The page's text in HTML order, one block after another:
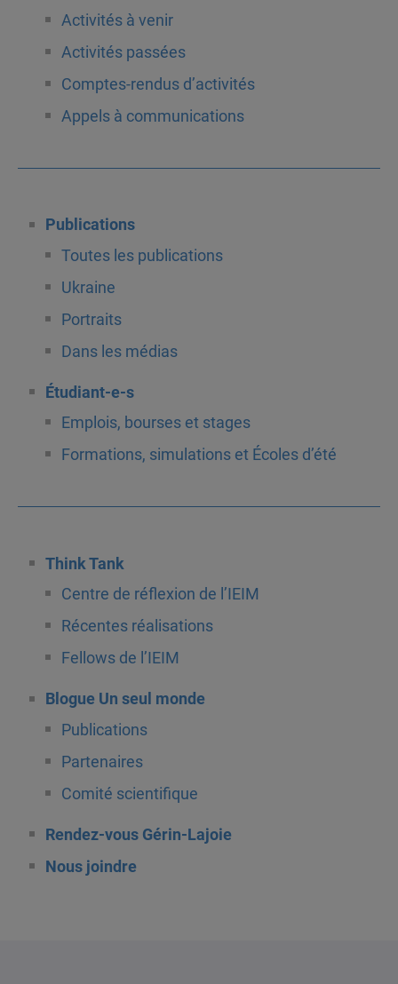
Activités à venir
Activités passées
Comptes-rendus d’activités
Appels à communications
Publications
Toutes les publications
Ukraine
Portraits
Dans les médias
Étudiant-e-s
Emplois, bourses et stages
Formations, simulations et Écoles d’été
Think Tank
Centre de réflexion de l’IEIM
Récentes réalisations
Fellows de l’IEIM
Blogue Un seul monde
Publications
Partenaires
Comité scientifique
Rendez-vous Gérin-Lajoie
Nous joindre